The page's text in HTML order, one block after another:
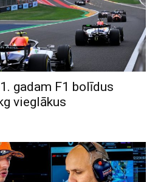
gadam F1 bolīdus
vieglākus